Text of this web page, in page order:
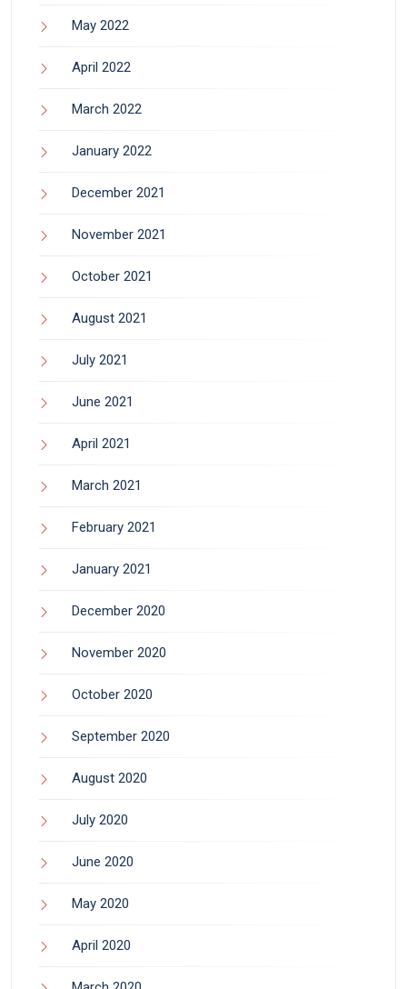
May 2022
April 2022
March 2022
January 2022
December 2021
November 2021
October 2021
August 2021
July 2021
June 2021
April 2021
March 2021
February 2021
January 2021
December 2020
November 2020
October 2020
September 2020
August 2020
July 2020
June 2020
May 2020
April 2020